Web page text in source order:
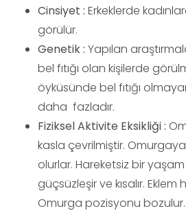
Cinsiyet : Erkeklerde
görülür.
Genetik : Yapılan
bel fıtığı olan kişilerde
öyküsünde bel fıtığı
daha fazladır.
Fiziksel Aktivite Eksikliği :
kasla çevrilmiştir.
olurlar. Hareketsiz bir
güçsüzleşir ve kısalır. Eklem
Omurga pozisyonu